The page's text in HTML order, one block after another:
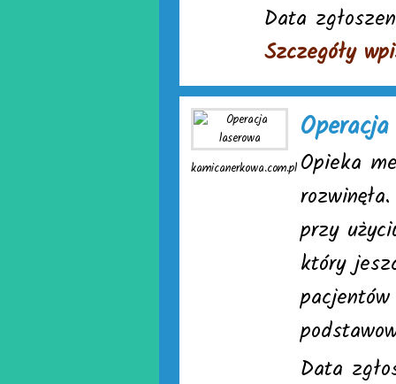
Data
Szczegóły
kamicanerkowa.com.pl Opieka
przy
który
Data